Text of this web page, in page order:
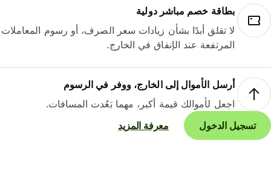
بطاقة خصم مباشر دولية
لا تقلق أبدًا بشأن زيادات سعر الصرف، أو رسوم المعاملات
المرتفعة عند الإنفاق في الخارج.
أرسل الأموال إلى الخارج، ووفر في الرسوم
اجعل لأموالك قيمة أكبر، مهما بَعُدت المسافات.
تسجيل الدخول
معرفة المزيد